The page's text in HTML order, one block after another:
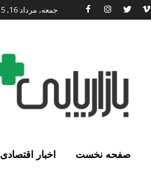
جمعه, مرداد 16, 1405
صفحه نخست اخبار اقتصادی